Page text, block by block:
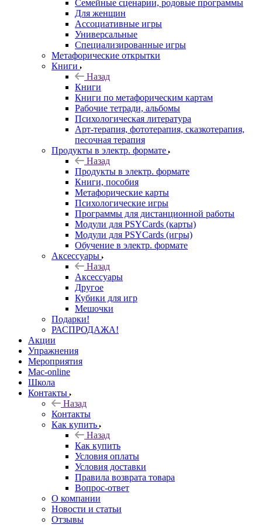
Семейные сценарии, родовые программы
Для женщин
Ассоциативные игры
Универсальные
Специализированные игры
Метафорические открытки
Книги
Назад
Книги
Книги по метафорическим картам
Рабочие тетради, альбомы
Психологическая литература
Арт-терапия, фототерапия, сказкотерапия,
песочная терапия
Продукты в электр. формате
Назад
Продукты в электр. формате
Книги, пособия
Метафорические карты
Психологические игры
Программы для дистанционной работы
Модули для PSYCards (карты)
Модули для PSYCards (игры)
Обучение в электр. формате
Аксессуары
Назад
Аксессуары
Другое
Кубики для игр
Мешочки
Подарки!
РАСПРОДАЖА!
Акции
Упражнения
Мероприятия
Mac-online
Школа
Контакты
Назад
Контакты
Как купить
Назад
Как купить
Условия оплаты
Условия доставки
Правила возврата товара
Вопрос-ответ
О компании
Новости и статьи
Отзывы